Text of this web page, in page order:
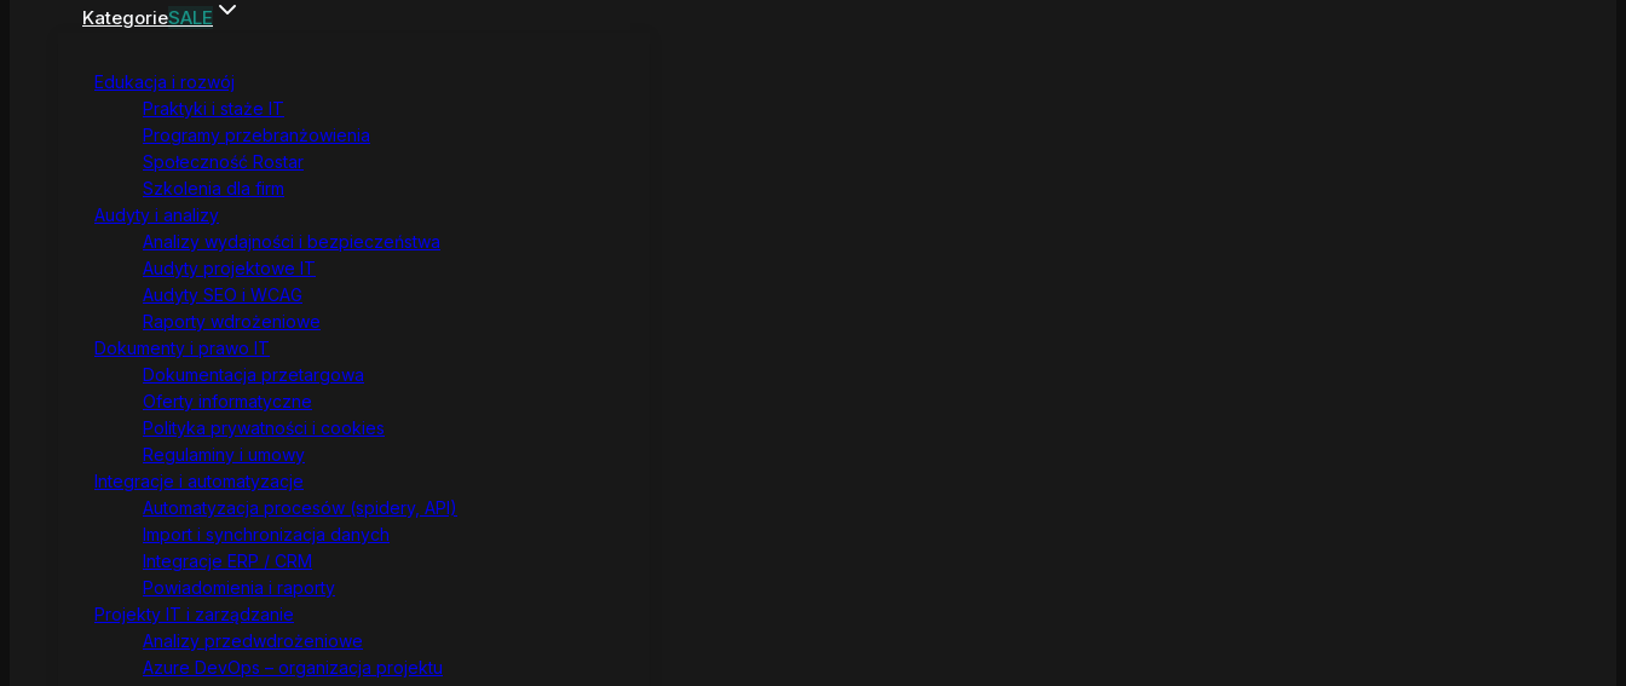
KategorieSALE
Edukacja i rozwój
Praktyki i staże IT
Programy przebranżowienia
Społeczność Rostar
Szkolenia dla firm
Audyty i analizy
Analizy wydajności i bezpieczeństwa
Audyty projektowe IT
Audyty SEO i WCAG
Raporty wdrożeniowe
Dokumenty i prawo IT
Dokumentacja przetargowa
Oferty informatyczne
Polityka prywatności i cookies
Regulaminy i umowy
Integracje i automatyzacje
Automatyzacja procesów (spidery, API)
Import i synchronizacja danych
Integracje ERP / CRM
Powiadomienia i raporty
Projekty IT i zarządzanie
Analizy przedwdrożeniowe
Azure DevOps – organizacja projektu